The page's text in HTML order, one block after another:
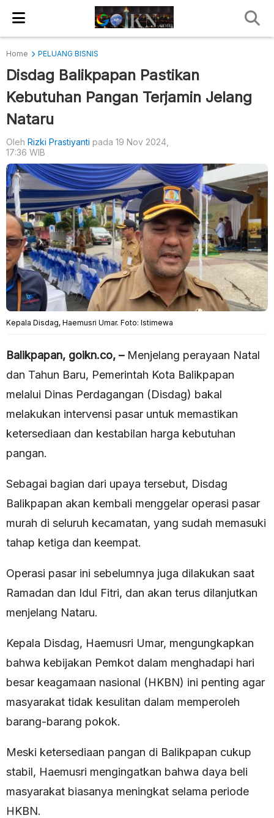
Home PELUANG BISNIS
Disdag Balikpapan Pastikan
Kebutuhan Pangan Terjamin Jelang
Nataru
Oleh Rizki Prastiyanti pada 19 Nov 2024,
17:36 WIB
Kepala Disdag, Haemusri Umar. Foto: Istimewa
Balikpapan, goikn.co, –Menjelang perayaan Natal
dan Tahun Baru, Pemerintah Kota Balikpapan
melalui Dinas Perdagangan (Disdag) bakal
melakukan intervensi pasar untuk memastikan
ketersediaan dan kestabilan harga kebutuhan
pangan.
Sebagai bagian dari upaya tersebut, Disdag
Balikpapan akan kembali menggelar operasi pasar
murah di seluruh kecamatan, yang sudah memasuki
tahap ketiga dan keempat.
Operasi pasar ini sebelumnya juga dilakukan saat
Ramadan dan Idul Fitri, dan akan terus dilanjutkan
menjelang Nataru.
Kepala Disdag, Haemusri Umar, mengungkapkan
bahwa kebijakan Pemkot dalam menghadapi hari
besar keagamaan nasional (HKBN) ini penting agar
masyarakat tidak kesulitan dalam memperoleh
barang-barang pokok.
Meski ketersediaan pangan di Balikpapan cukup
stabil, Haemusri mengingatkan bahwa daya beli
masyarakat biasanya meningkat selama periode
HKBN.